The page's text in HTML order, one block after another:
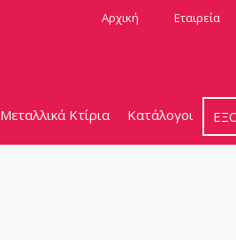
Αρχική Εταιρεία
Μεταλλικά Κτίρια Κατάλογοι